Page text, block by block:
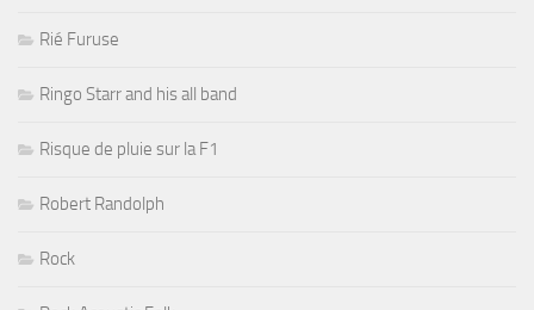
Rié Furuse
Ringo Starr and his all band
Risque de pluie sur la F1
Robert Randolph
Rock